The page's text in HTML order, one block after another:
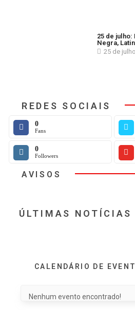
25 de
Negra,
25 de
REDES SOCIAIS
0
Fans
0
Followers
AVISOS
ÚLTIMAS NOTÍCIAS
CALENDÁRIO DE
Nenhum evento encontrado!